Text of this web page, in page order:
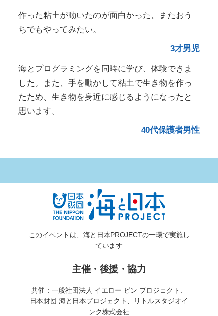
作った粘土が動いたのが面白かった。またおう
ちでもやってみたい。
3才男児
海とプログラミングを同時に学び、体験できま
した。また、手を動かして粘土で生き物を作っ
たため、生き物を身近に感じるようになったと
思います。
40代保護者男性
このイベントは、海と日本PROJECTの一環で実施し
ています
主催・後援・協力
共催：一般社団法人 イエロー ピン プロジェクト、
日本財団 海と日本プロジェクト、リトルスタジオイ
ンク株式会社